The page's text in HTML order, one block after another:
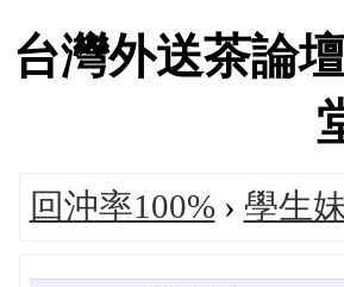
台灣外送茶論
回沖率100%› 學生